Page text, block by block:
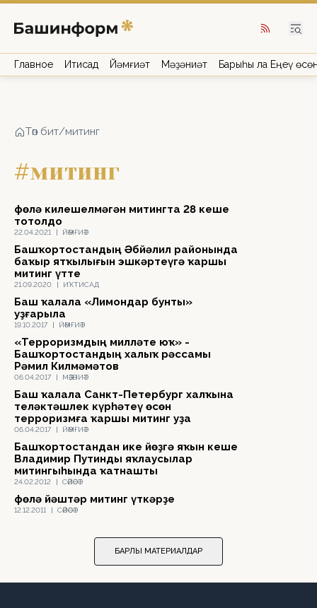
Главное Иҡтисад Йәмғиәт Мәҙәниәт Барыһы ла Еңеү
Төп бит/митинг
#митинг
22.04.2021 | ЙӘМҒИӘТ
Өфөлә килешелмәгән митингта 28 кеше
тотолдо
21.09.2020 | ИҠТИСАД
Башҡортостандың Әбйәлил районында
баҡыр ятҡылығын эшкәртеүгә ҡаршы
митинг үтте
19.10.2017 | ЙӘМҒИӘТ
Баш ҡалала «Лимондар бунты»
уҙғарыла
06.04.2017 | МӘҘӘНИӘТ
«Терроризмдың милләте юҡ» -
Башҡортостандың халыҡ рәссамы
Рәмил Килмәмәтов
06.04.2017 | ЙӘМҒИӘТ
Баш ҡалала Санкт-Петербург халҡына
теләктәшлек күрһәтеү өсөн
терроризмға ҡаршы митинг уҙа
24.02.2012 | СӘЙӘСӘТ
Башҡортостандан ике йөҙгә яҡын кеше
Владимир Путинды яҡлаусылар
митингыһында ҡатнашты
12.12.2011 | СӘЙӘСӘТ
Өфөлә йәштәр митинг үткәрҙе
БАРЛЫҠ МАТЕРИАЛДАР